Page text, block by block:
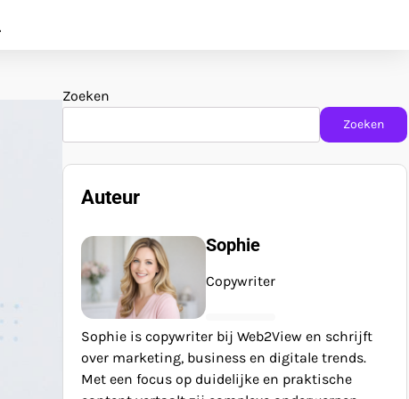
Zoeken
Zoeken
Auteur
Sophie
Copywriter
Sophie is copywriter bij Web2View en schrijft
over marketing, business en digitale trends.
Met een focus op duidelijke en praktische